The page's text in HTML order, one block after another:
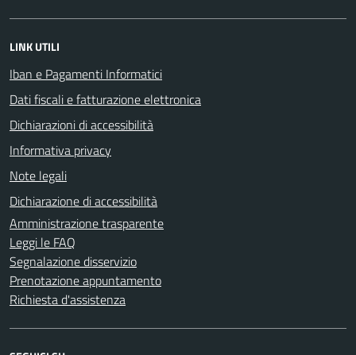
LINK UTILI
Iban e Pagamenti Informatici
Dati fiscali e fatturazione elettronica
Dichiarazioni di accessibilità
Informativa privacy
Note legali
Dichiarazione di accessibilità
Amministrazione trasparente
Leggi le FAQ
Segnalazione disservizio
Prenotazione appuntamento
Richiesta d'assistenza